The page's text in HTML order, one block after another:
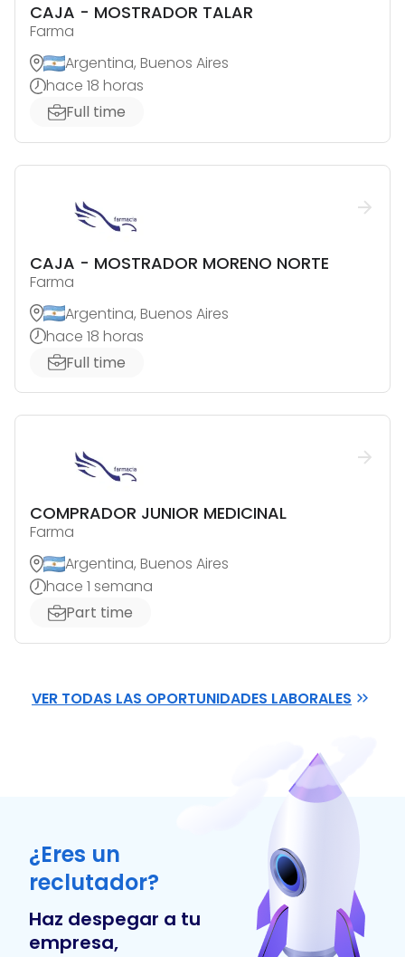
CAJA - MOSTRADOR TALAR
Farma
Argentina, Buenos Aires
hace 18 horas
Full time
CAJA - MOSTRADOR MORENO NORTE
Farma
Argentina, Buenos Aires
hace 18 horas
Full time
COMPRADOR JUNIOR MEDICINAL
Farma
Argentina, Buenos Aires
hace 1 semana
Part time
VER TODAS LAS OPORTUNIDADES LABORALES
¿Eres un
reclutador?
Haz despegar a tu
empresa,